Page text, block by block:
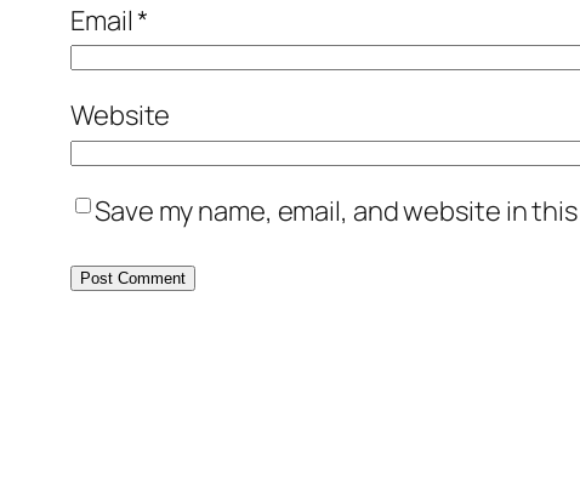
Email*
Website
Save my name, email, and website in